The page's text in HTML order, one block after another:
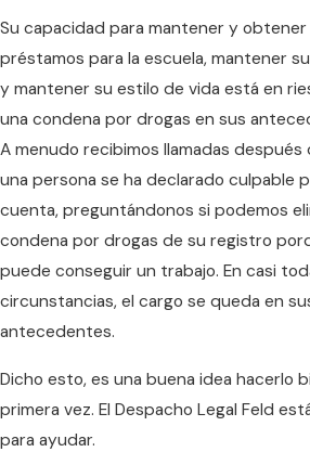
Su capacidad para mantener y obtener
préstamos para la escuela, mantener
y mantener su estilo de vida está en
una condena por drogas en sus
A menudo recibimos llamadas después
una persona se ha declarado culpable
cuenta, preguntándonos si podemos
condena por drogas de su registro
puede conseguir un trabajo. En casi
circunstancias, el cargo se queda en
antecedentes.
Dicho esto, es una buena idea hacerlo
primera vez. El Despacho Legal Feld
para ayudar.